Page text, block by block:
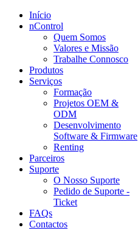
Início
nControl
Quem Somos
Valores e Missão
Trabalhe Connosco
Produtos
Serviços
Formação
Projetos OEM &
ODM
Desenvolvimento
Software & Firmware
Renting
Parceiros
Suporte
O Nosso Suporte
Pedido de Suporte -
Ticket
FAQs
Contactos